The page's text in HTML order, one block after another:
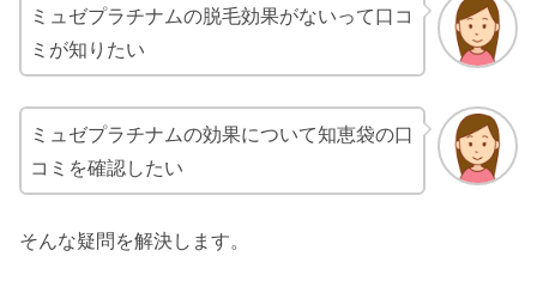
ミュゼプラチナムの脱毛効果がないって口コ
ミが知りたい
ミュゼプラチナムの効果について知恵袋の口
コミを確認したい
そんな疑問を解決します。